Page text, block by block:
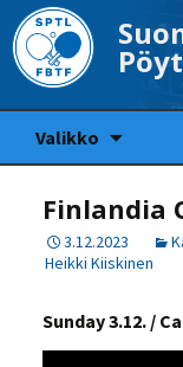
Valikko
Finlandia
3.12.2023
Heikki Kiiskinen
Sunday 3.12. /